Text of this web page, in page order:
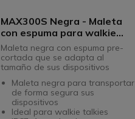
MAX300S Negra - Maleta
con espuma para walkie
talkies
Maleta negra con espuma pre-
cortada que se adapta al
tamaño de sus dispositivos
Maleta negra para transportar
de forma segura sus
dispositivos
Ideal para walkie talkies